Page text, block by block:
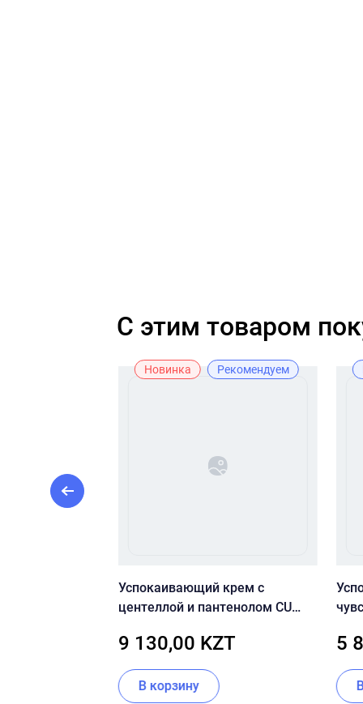
C этим товаром
Новинка Рекомендуем
Успокаивающий крем с
центеллой и пантенолом CU
Madeca Cream 70 мл
9 130,00 KZT
В корзину
5